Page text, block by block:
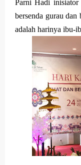
Parni Hadi
bersenda gurau
adalah harinya ibu-